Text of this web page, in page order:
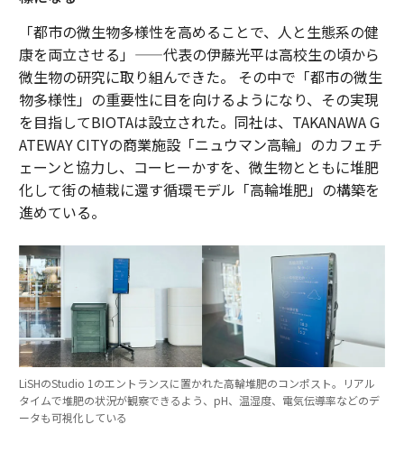
「都市の微生物多様性を高めることで、人と生態系の健
康を両立させる」——代表の伊藤光平は高校生の頃から
微生物の研究に取り組んできた。 その中で「都市の微生
物多様性」の重要性に目を向けるようになり、その実現
を目指してBIOTAは設立された。同社は、TAKANAWA G
ATEWAY CITYの商業施設「ニュウマン高輪」のカフェチ
ェーンと協力し、コーヒーかすを、微生物とともに堆肥
化して街の植栽に還す循環モデル「高輪堆肥」の構築を
進めている。
LiSHのStudio 1のエントランスに置かれた高輪堆肥のコンポスト。リアル
タイムで堆肥の状況が観察できるよう、pH、温湿度、電気伝導率などのデ
ータも可視化している